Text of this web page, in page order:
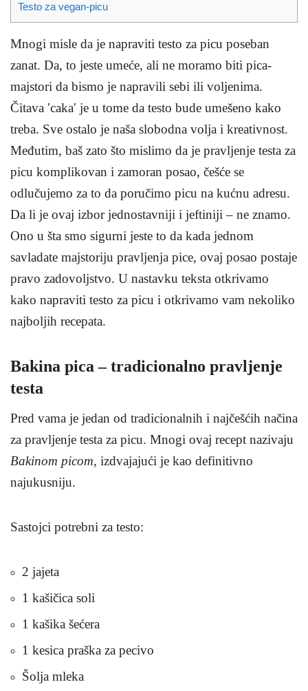
Testo za vegan-picu
Mnogi misle da je napraviti testo za picu poseban
zanat. Da, to jeste umeće, ali ne moramo biti pica-
majstori da bismo je napravili sebi ili voljenima.
Čitava ′caka′ je u tome da testo bude umešeno kako
treba. Sve ostalo je naša slobodna volja i kreativnost.
Međutim, baš zato što mislimo da je pravljenje testa za
picu komplikovan i zamoran posao, češće se
odlučujemo za to da poručimo picu na kućnu adresu.
Da li je ovaj izbor jednostavniji i jeftiniji – ne znamo.
Ono u šta smo sigurni jeste to da kada jednom
savladate majstoriju pravljenja pice, ovaj posao postaje
pravo zadovoljstvo. U nastavku teksta otkrivamo
kako napraviti testo za picu i otkrivamo vam nekoliko
najboljih recepata.
Bakina pica – tradicionalno pravljenje
testa
Pred vama je jedan od tradicionalnih i najčešćih načina
za pravljenje testa za picu. Mnogi ovaj recept nazivaju
Bakinom picom, izdvajajući je kao definitivno
najukusniju.
Sastojci potrebni za testo:
2 jajeta
1 kašičica soli
1 kašika šećera
1 kesica praška za pecivo
Šolja mleka